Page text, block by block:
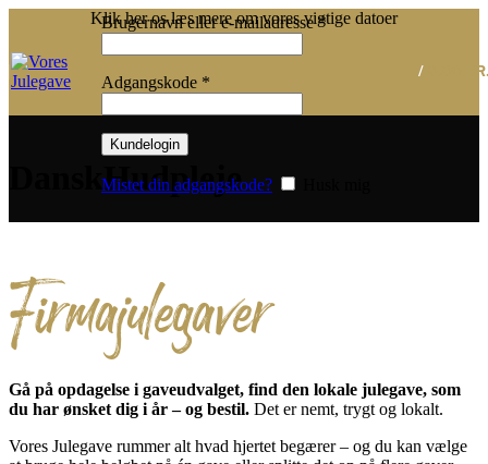
Klik her os læs mere om vores vigtige datoer
Brugernavn eller e-mailadresse*Påkrævet
Adgangskode *
Kundelogin
Mistet din adgangskode?
/
DanskHudpleje
Firmajulegaver
Gå på opdagelse i gaveudvalget, find den lokale julegave, som
du har ønsket dig i år – og bestil. Det er nemt, trygt og lokalt.
Vores Julegave rummer alt hvad hjertet begærer – og du kan vælge